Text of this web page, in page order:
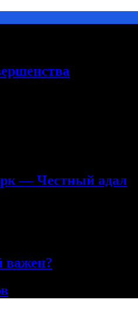
— Честный адал
важен?